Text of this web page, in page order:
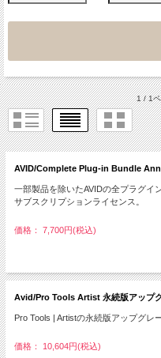
1 / 1
AVID/Complete Plug-in Bundle
一部製品を除いたAVIDの全プラグイ
サブスクリプションライセンス。
価格： 7,700円(税込)
Avid/Pro Tools Artist 永続版アップ
Pro Tools | Artistの永続版アップグレ
価格： 10,604円(税込)